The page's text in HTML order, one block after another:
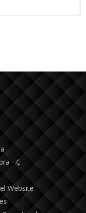
- C
Website